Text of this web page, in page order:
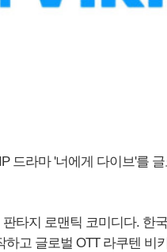
드라마 '너에게 다이브'를
타지 로맨틱 코미디다. 한
고 글로벌 OTT 라쿠텐 비